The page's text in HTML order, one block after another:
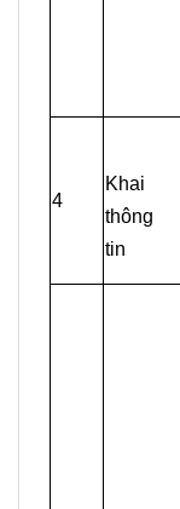
4
Khai
thông
tin